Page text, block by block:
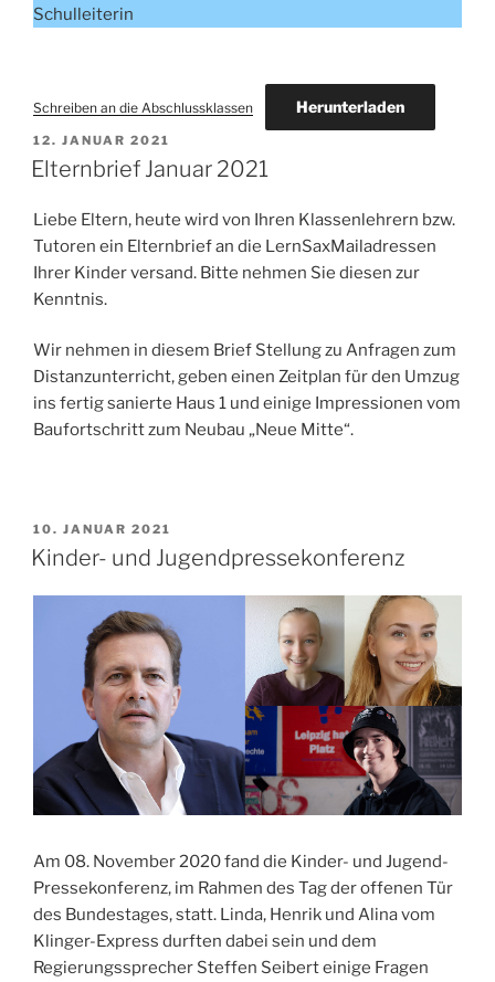
Schulleiterin
Schreiben an die Abschlussklassen Herunterladen
VERÖFFENTLICHT
AM
12. JANUAR 2021
Elternbrief Januar 2021
Liebe Eltern, heute wird von Ihren Klassenlehrern bzw.
Tutoren ein Elternbrief an die LernSaxMailadressen
Ihrer Kinder versand. Bitte nehmen Sie diesen zur
Kenntnis.
Wir nehmen in diesem Brief Stellung zu Anfragen zum
Distanzunterricht, geben einen Zeitplan für den Umzug
ins fertig sanierte Haus 1 und einige Impressionen vom
Baufortschritt zum Neubau „Neue Mitte“.
VERÖFFENTLICHT
AM
10. JANUAR 2021
Kinder- und Jugendpressekonferenz
Am 08. November 2020 fand die Kinder- und Jugend-
Pressekonferenz, im Rahmen des Tag der offenen Tür
des Bundestages, statt. Linda, Henrik und Alina vom
Klinger-Express durften dabei sein und dem
Regierungssprecher Steffen Seibert einige Fragen